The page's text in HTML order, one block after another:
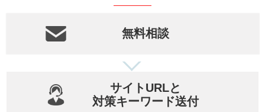
無料相談
サイトURLと
対策キーワード送付